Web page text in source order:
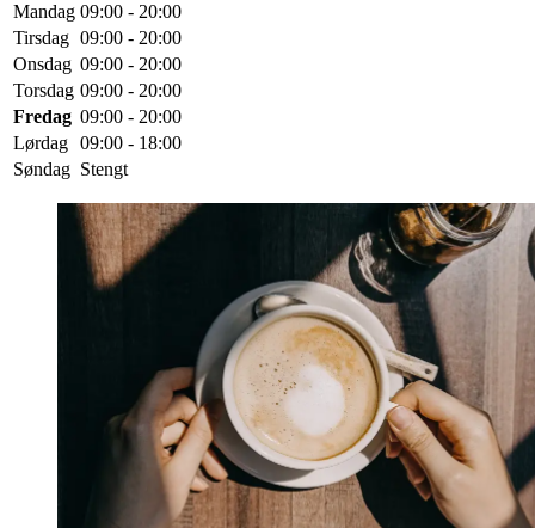
Mandag 09:00 - 20:00
Tirsdag 09:00 - 20:00
Onsdag 09:00 - 20:00
Torsdag 09:00 - 20:00
Fredag 09:00 - 20:00
Lørdag 09:00 - 18:00
Søndag Stengt